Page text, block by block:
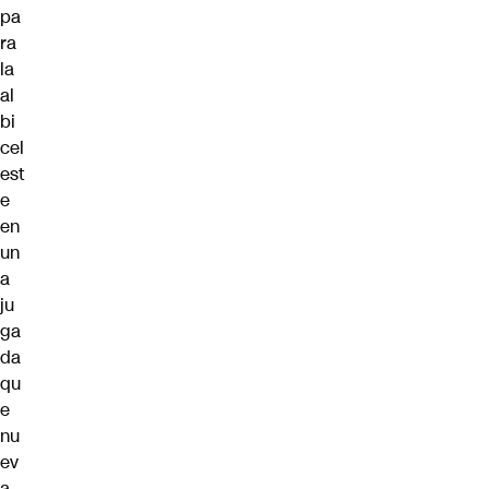
pa
ra
la
al
bi
cel
est
e
en
un
a
ju
ga
da
qu
e
nu
ev